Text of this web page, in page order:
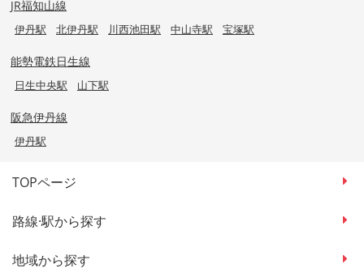
JR福知山線
伊丹駅 北伊丹駅 川西池田駅 中山寺駅 宝塚駅
能勢電鉄日生線
日生中央駅 山下駅
阪急伊丹線
伊丹駅
TOPページ
路線·駅から探す
地域から探す